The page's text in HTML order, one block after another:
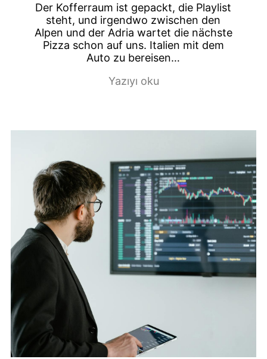
Der Kofferraum ist gepackt, die Playlist
steht, und irgendwo zwischen den
Alpen und der Adria wartet die nächste
Pizza schon auf uns. Italien mit dem
Auto zu bereisen…
Yazıyı oku